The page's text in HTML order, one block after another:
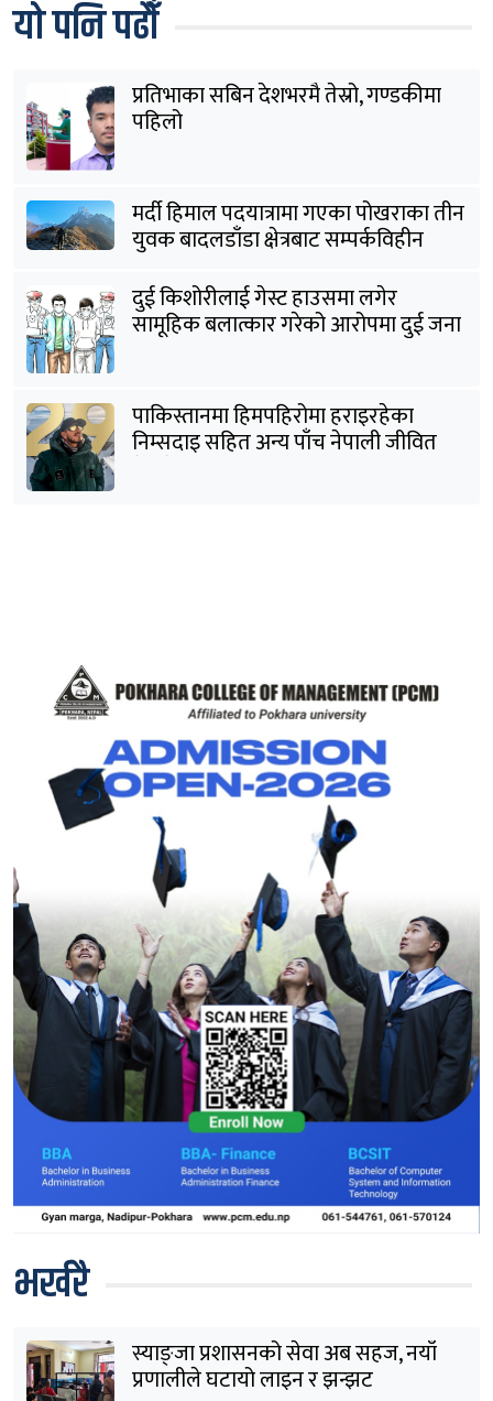
यो पनि पढौँ
प्रतिभाका सबिन देशभरमै तेस्रो, गण्डकीमा
पहिलो
मर्दी हिमाल पदयात्रामा गएका पोखराका तीन
युवक बादलडाँडा क्षेत्रबाट सम्पर्कविहीन
दुई किशोरीलाई गेस्ट हाउसमा लगेर
सामूहिक बलात्कार गरेको आरोपमा दुई जना
पक्राउ
पाकिस्तानमा हिमपहिरोमा हराइरहेका
निम्सदाइ सहित अन्य पाँच नेपाली जीवित
भेटिने आशा कमजोर, युक्तको शव निकालियो
भर्खरै
स्याङ्जा प्रशासनको सेवा अब सहज, नयाँ
प्रणालीले घटायो लाइन र झन्झट